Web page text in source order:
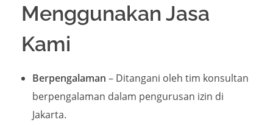
Menggunakan Jasa
Kami
Berpengalaman – Ditangani oleh tim konsultan
berpengalaman dalam pengurusan izin di
Jakarta.